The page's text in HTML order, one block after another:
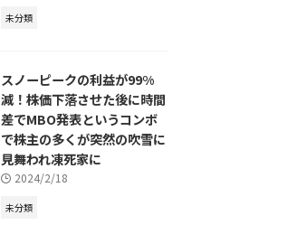
未分類
スノーピークの利益が99%
減！株価下落させた後に時間
差でMBO発表というコンボ
で株主の多くが突然の吹雪に
見舞われ凍死家に
2024/2/18
未分類